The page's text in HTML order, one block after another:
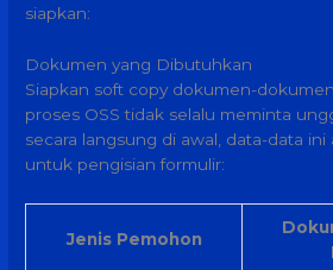
siapkan:
Dokumen yang Dibutuhkan
Siapkan soft copy dokumen-
proses OSS tidak selalu meminta
secara langsung di awal, data-data
untuk pengisian formulir:
Jenis Pemohon